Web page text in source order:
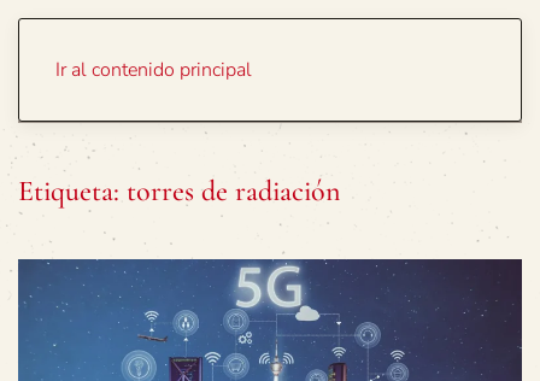
Ir al contenido principal
Etiqueta: torres de radiación